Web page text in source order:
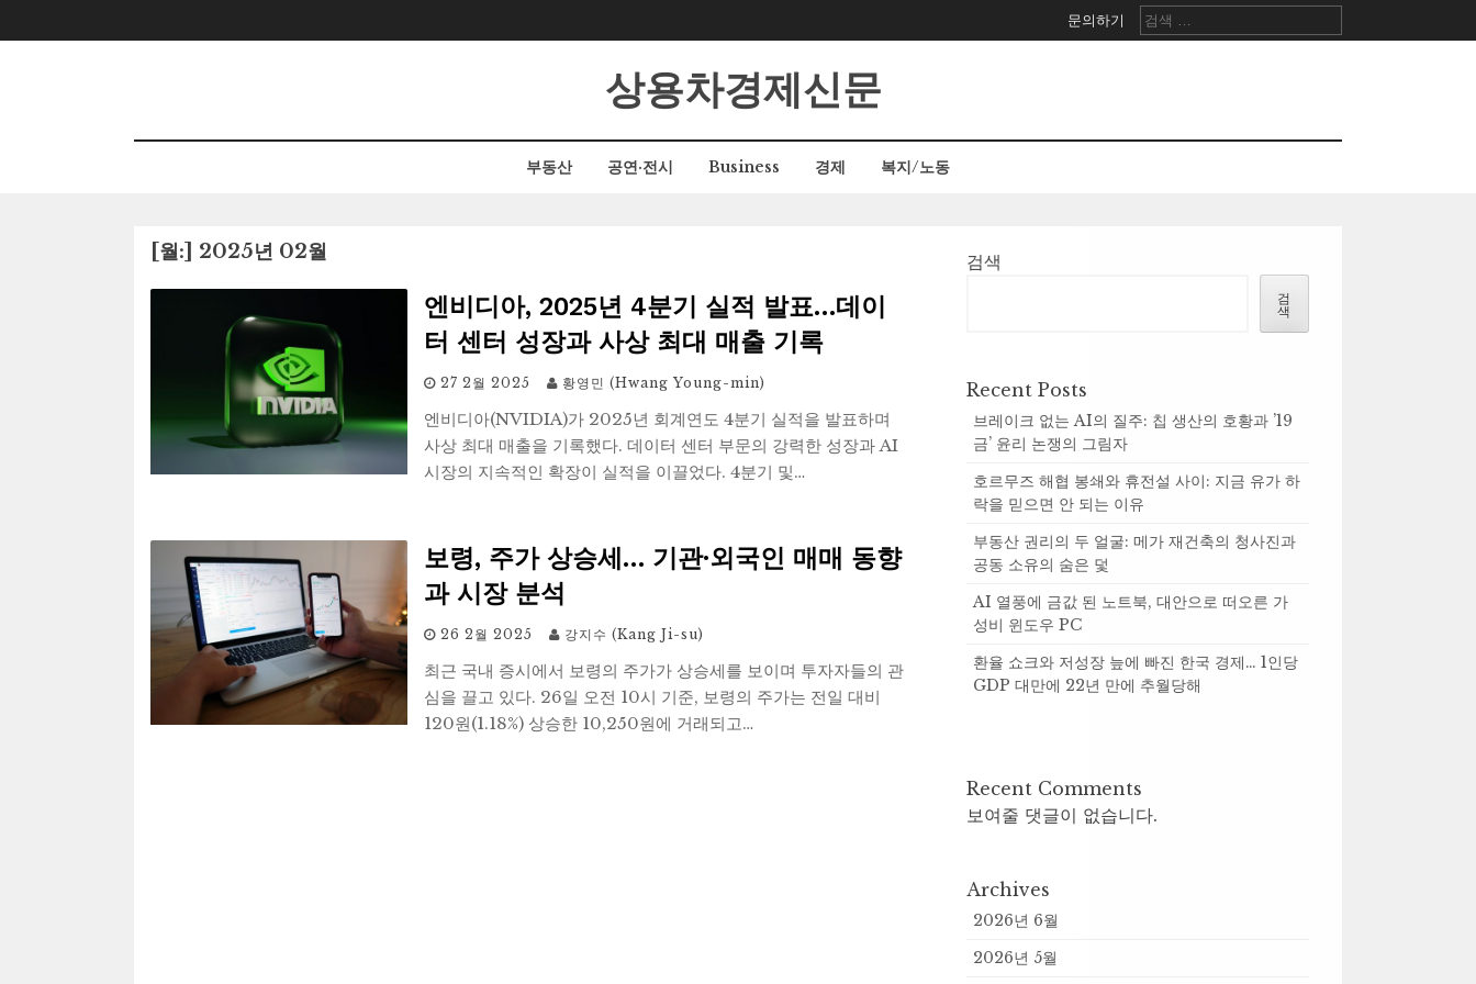
to
문의하기
검
색:
상용차경제신문
부동산 공연·전시 Business 경제 복지/노동
[월:] 2025년 02월
엔비디아, 2025년 4분기 실적 발표…데이
터 센터 성장과 사상 최대 매출 기록
27 2월 2025 황영민 (Hwang Young-min)
엔비디아(NVIDIA)가 2025년 회계연도 4분기 실적을 발표하며
사상 최대 매출을 기록했다. 데이터 센터 부문의 강력한 성장과 AI
시장의 지속적인 확장이 실적을 이끌었다. 4분기 및…
보령, 주가 상승세… 기관·외국인 매매 동향
과 시장 분석
26 2월 2025 강지수 (Kang Ji-su)
최근 국내 증시에서 보령의 주가가 상승세를 보이며 투자자들의 관
심을 끌고 있다. 26일 오전 10시 기준, 보령의 주가는 전일 대비
120원(1.18%) 상승한 10,250원에 거래되고…
검색
검
색
Recent Posts
브레이크 없는 AI의 질주: 칩 생산의 호황과 ’19
금’ 윤리 논쟁의 그림자
호르무즈 해협 봉쇄와 휴전설 사이: 지금 유가 하
락을 믿으면 안 되는 이유
부동산 권리의 두 얼굴: 메가 재건축의 청사진과
공동 소유의 숨은 덫
AI 열풍에 금값 된 노트북, 대안으로 떠오른 가
성비 윈도우 PC
환율 쇼크와 저성장 늪에 빠진 한국 경제… 1인당
GDP 대만에 22년 만에 추월당해
Recent Comments
보여줄 댓글이 없습니다.
Archives
2026년 6월
2026년 5월